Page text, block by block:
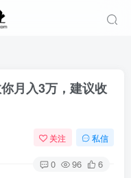
月入3万，建议收
关注 私信
0 96 6